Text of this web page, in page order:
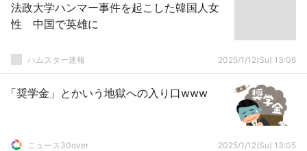
法政大学ハンマー事件を起こした韓国人女
性 中国で英雄に
ハムスター速報 2025/1/12(Su) 13:06
「奨学金」とかいう地獄への入り口www
ニュース30over 2025/1/12(Su) 13:05